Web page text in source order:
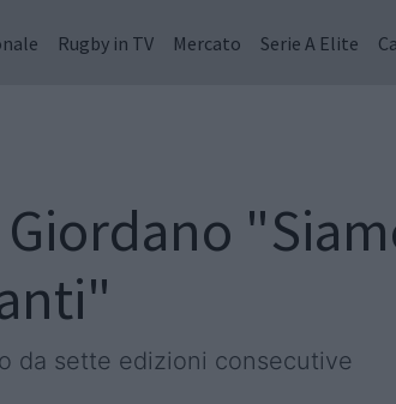
Rugby in TV Mercato Serie A Elite
da sette edizioni consecutive